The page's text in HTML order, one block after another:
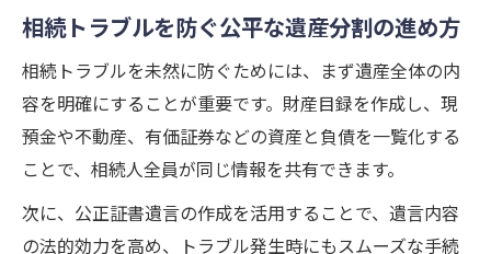
相続トラブルを防ぐ公平な遺産分割の進め方
相続トラブルを未然に防ぐためには、まず遺産全体の内
容を明確にすることが重要です。財産目録を作成し、現
預金や不動産、有価証券などの資産と負債を一覧化する
ことで、相続人全員が同じ情報を共有できます。
次に、公正証書遺言の作成を活用することで、遺言内容
の法的効力を高め、トラブル発生時にもスムーズな手続